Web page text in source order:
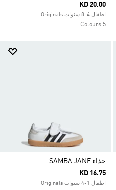
KD 20.00
اطفال 4-8 سنوات Originals
5 Colours
حذاء SAMBA JANE
KD 16.75
اطفال 1-4 سنوات Originals